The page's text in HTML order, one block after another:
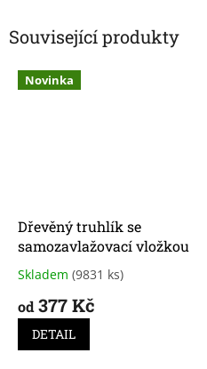
Související produkty
Novinka
Dřevěný truhlík se
samozavlažovací vložkou
Průměrné
produktu
3,9
Skladem (9831 ks)
od 377 Kč
DETAIL